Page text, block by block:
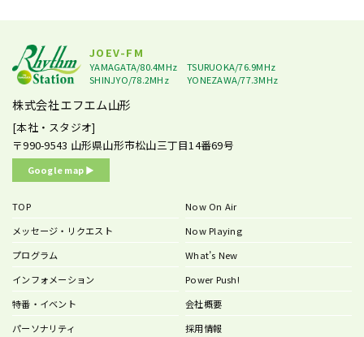
JOEV-FM
YAMAGATA/80.4MHz
TSURUOKA/76.9MHz
SHINJYO/78.2MHz
YONEZAWA/77.3MHz
株式会社エフエム山形
[本社・スタジオ]
〒990-9543 山形県山形市松山三丁目14番69号
Google map ▶︎
TOP
メッセージ・リクエスト
プログラム
インフォメーション
特番・イベント
パーソナリティ
Now On Air
Now Playing
What’s New
Power Push!
会社概要
採用情報